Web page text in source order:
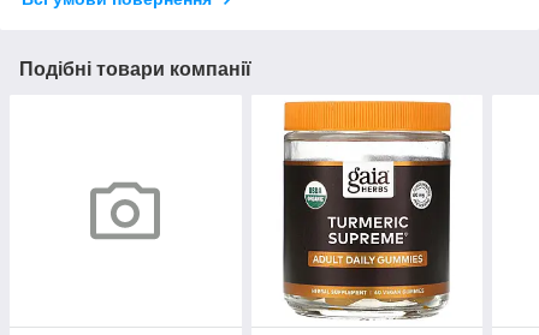
Подібні товари компанії